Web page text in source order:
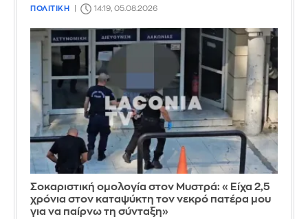
ΠΟΛΙΤΙΚΗ 14:19, 05.08.2026
Σοκαριστική ομολογία στον Μυστρά: «Είχα 2,5
χρόνια στον καταψύκτη τον νεκρό πατέρα μου
για να παίρνω τη σύνταξη»